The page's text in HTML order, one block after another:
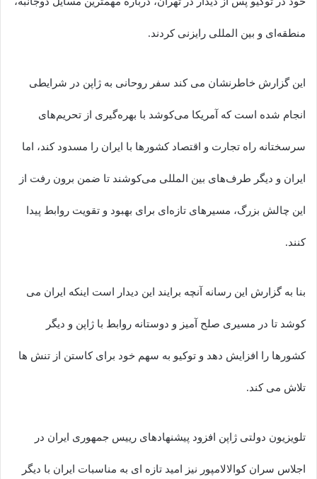
منطقه‌ای و بین المللی رایزنی کردند.
این گزارش خاطرنشان می کند سفر روحانی به ژاپن در شرایطی
انجام شده است که آمریکا می‌کوشد با بهره‌گیری از تحریم‌های
سرسختانه راه تجارت و اقتصاد کشورها با ایران را مسدود کند، اما
ایران و دیگر طرف‌های بین المللی می‌کوشند تا ضمن برون رفت از
این چالش بزرگ، مسیرهای تازه‌ای برای بهبود و تقویت روابط پیدا
کنند.
بنا به گزارش این رسانه آنچه برایند این دیدار است اینکه ایران می
کوشد تا در مسیری صلح آمیز و دوستانه روابط با ژاپن و دیگر
کشورها را افزایش دهد و توکیو به سهم خود برای کاستن از تنش ها
تلاش می کند.
تلویزیون دولتی ژاپن افزود پیشنهادهای رییس جمهوری ایران در
اجلاس سران کوالالامپور نیز امید تازه ای به مناسبات ایران با دیگر